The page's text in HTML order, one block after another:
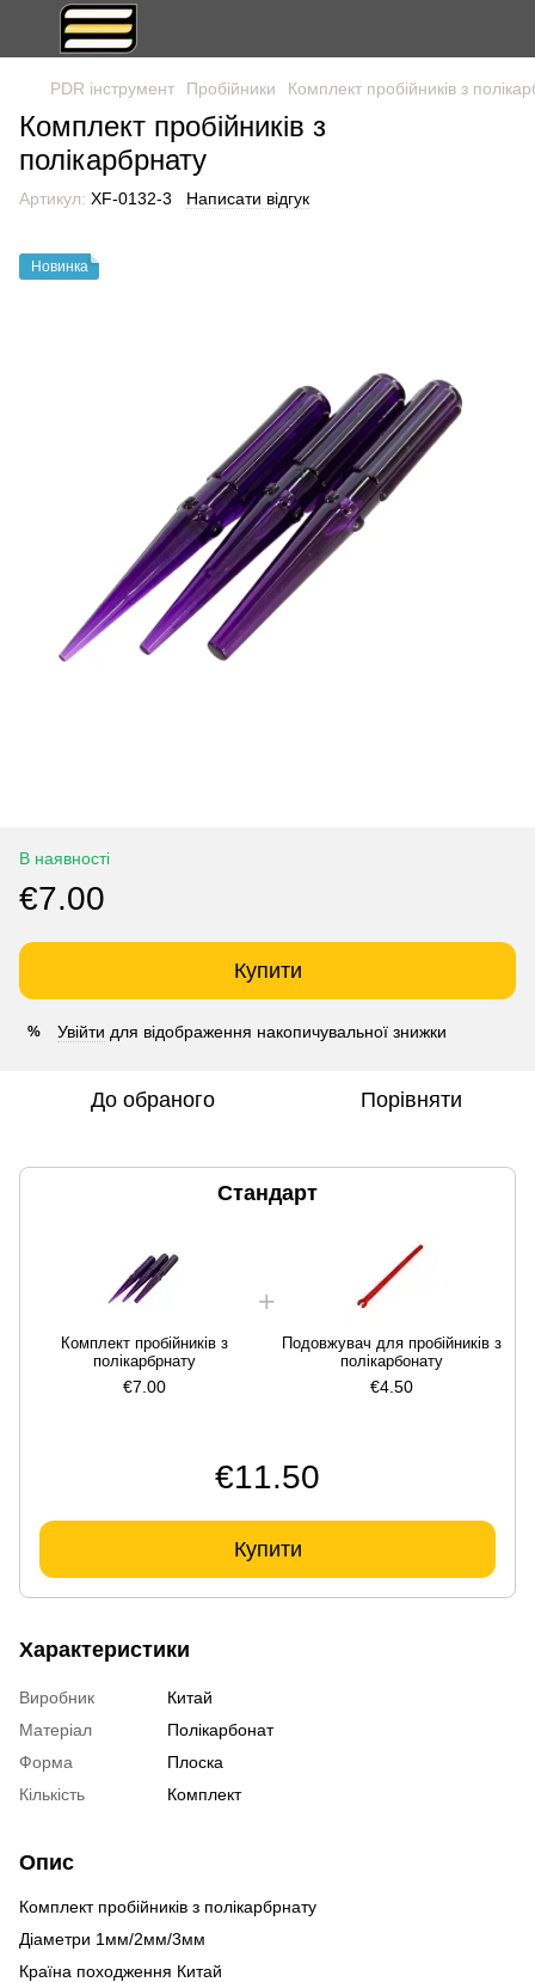
PDR інструмент Пробійники Комплект пробійників з
Комплект пробійників з
полікарбрнату
Артикул: XF-0132-3 Написати відгук
Новинка
В наявності
€7.00
Купити
% Увійти для відображення накопичувальної знижки
До обраного Порівняти
Стандарт
Комплект пробійників з
полікарбрнату
€7.00
Подовжувач для пробійників з
полікарбонату
€4.50
€11.50
Купити
Характеристики
Виробник
Китай
Матеріал
Полікарбонат
Форма
Плоска
Кількість
Комплект
Опис
Комплект пробійників з полікарбрнату
Діаметри 1мм/2мм/3мм
Країна походження Китай